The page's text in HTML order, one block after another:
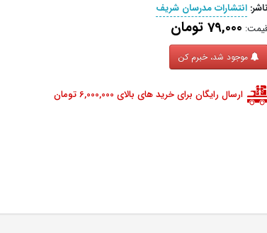
ناشر: انتشارات مدرسان شریف
79,000 تومان
ارسال رایگان برای خرید های بالای 6,000,000 تومان